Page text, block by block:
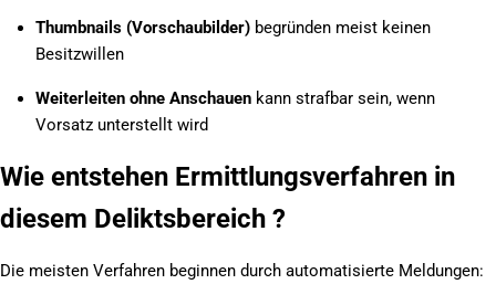
Thumbnails (Vorschaubilder) begründen meist keinen
Besitzwillen
Weiterleiten ohne Anschauen kann strafbar sein, wenn
Vorsatz unterstellt wird
Wie entstehen Ermittlungsverfahren in
diesem Deliktsbereich ?
Die meisten Verfahren beginnen durch automatisierte Meldungen: